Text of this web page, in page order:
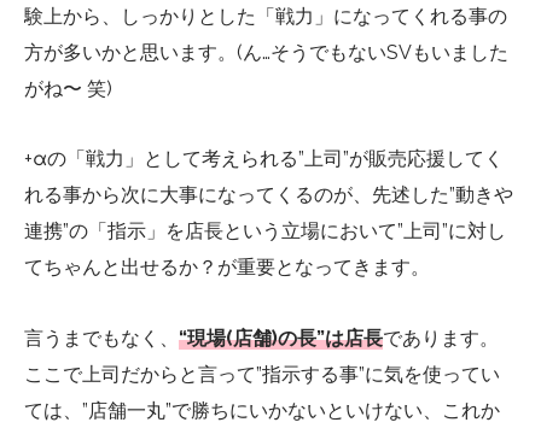
験上から、しっかりとした「戦力」になってくれる事の
方が多いかと思います。(ん…そうでもないSVもいました
がね〜 笑)
+αの「戦力」として考えられる”上司”が販売応援してく
れる事から次に大事になってくるのが、先述した”動きや
連携”の「指示」を店長という立場において”上司”に対し
てちゃんと出せるか？が重要となってきます。
言うまでもなく、 “現場(店舗)の長”は店長であります。
ここで上司だからと言って”指示する事”に気を使ってい
ては、”店舗一丸”で勝ちにいかないといけない、これか